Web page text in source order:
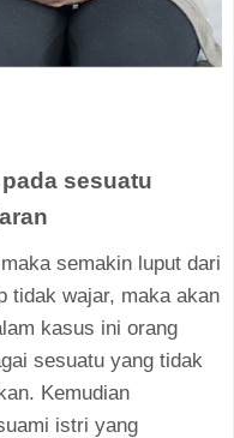
sesuatu
semakin luput dari
tidak wajar, maka akan
kasus ini orang
sesuatu yang tidak
Kemudian
istri yang